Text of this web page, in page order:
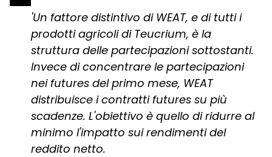
'Un fattore distintivo di WEAT, e di tutti i
prodotti agricoli di Teucrium, è la
struttura delle partecipazioni sottostanti.
Invece di concentrare le partecipazioni
nei futures del primo mese, WEAT
distribuisce i contratti futures su più
scadenze. L'obiettivo è quello di ridurre al
minimo l'impatto sui rendimenti del
reddito netto.